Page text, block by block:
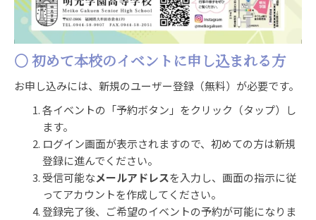
○ 初めて本校のイベントに申し込まれる方
お申し込みには、新規のユーザー登録（無料）が必要です。
各イベントの「予約ボタン」をクリック（タップ）し
ます。
ログイン画面が表示されますので、初めての方は新規
登録に進んでください。
受信可能なメールアドレスを入力し、画面の指示に従
ってアカウントを作成してください。
登録完了後、ご希望のイベントの予約が可能になりま